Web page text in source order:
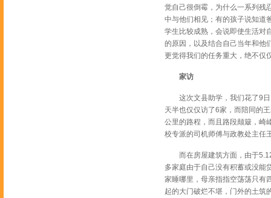
觉自己很倒霉，为什么一系列残
中与他们相见；有的孩子说知道
学生比较成熟，会说即使生活对
的原因，以及结合自己当年和他
更觉得我们的任务重大，绝不仅
家访
这次文县助学，我们花了9日
天半也仅仅访了6家，而陪同的
公里的路程，而且路段颠簸，崎
校专派的司机师傅与政教处主任
而在房屋建筑方面，由于5.12
多家庭由于自己没有积蓄或没能
家睡哪里，母亲指指空荡荡只有
起的大门破烂不堪，门外的土筑